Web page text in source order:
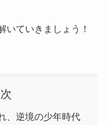
いていきましょう！
、逆境の少年時代